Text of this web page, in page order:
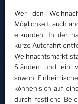
Wer den
Möglichkeit, auch
erkunden. In der
kurze Autofahrt
Weihnachtsmarkt
Ständen und ein
sowohl
können sich auf
durch festliche